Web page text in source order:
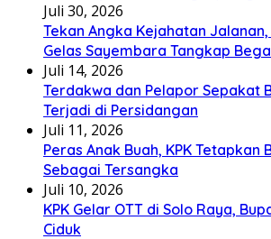
Juli 30, 2026
Tekan Angka Kejahatan Jalanan,
Gelas Sayembara Tangkap
Juli 14, 2026
Terdakwa dan Pelapor Sepakat
Terjadi di Persidangan
Juli 11, 2026
Peras Anak Buah, KPK Tetapkan
Sebagai Tersangka
Juli 10, 2026
KPK Gelar OTT di Solo Raya,
Ciduk